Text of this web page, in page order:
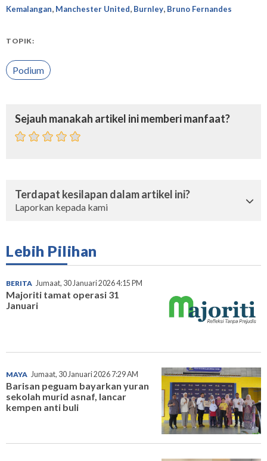
Kemalangan, Manchester United, Burnley, Bruno Fernandes
TOPIK:
Podium
Sejauh manakah artikel ini memberi manfaat?
Terdapat kesilapan dalam artikel ini?
Laporkan kepada kami
Lebih Pilihan
BERITA Jumaat, 30 Januari 2026 4:15 PM
Majoriti tamat operasi 31
Januari
MAYA Jumaat, 30 Januari 2026 7:29 AM
Barisan peguam bayarkan yuran
sekolah murid asnaf, lancar
kempen anti buli